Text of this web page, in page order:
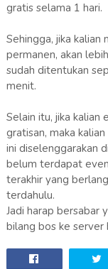
gratis selama 1 hari.
Sehingga, jika
permanen, akan
sudah ditentukan
menit.
Selain itu, jika
gratisan, maka
ini diselenggarakan
belum terdapat
terakhir yang
terdahulu.
Jadi harap bersabar
bilang bos ke server